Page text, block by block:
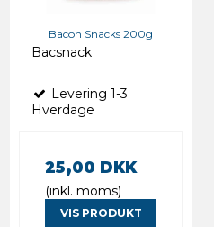
Bacon Snacks 200g
Bacsnack
Levering 1-3
Hverdage
25,00 DKK
(inkl. moms)
VIS PRODUKT